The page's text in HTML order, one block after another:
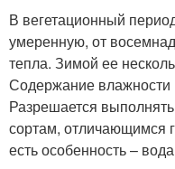
В вегетационный
умеренную, от
тепла. Зимой ее
Содержание влажности
Разрешается
сортам, отличающимся
есть особенность –